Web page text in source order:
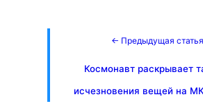
← Предыдущая статья
Космонавт раскрывает
исчезновения вещей на